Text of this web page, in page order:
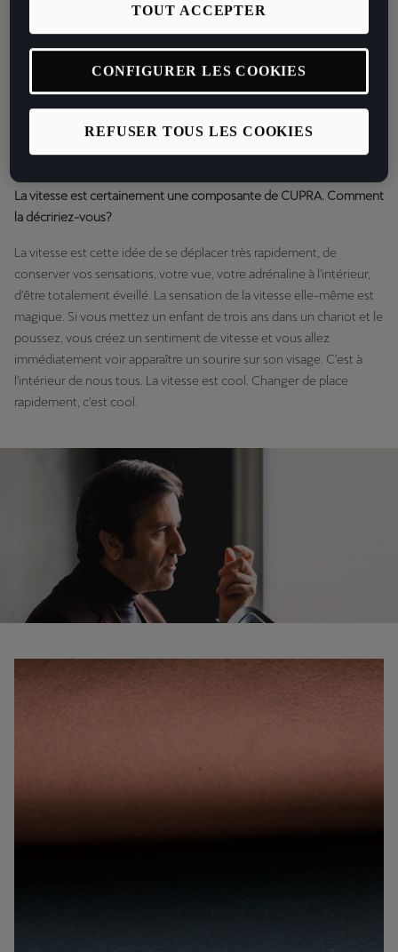
En tant que concept, les performances pures sont un peu
dépassées. Les accélérations en une fraction de seconde ne sont
pas la seule chose importante. Quand vous regardez plus loin, vous
découvrez quelque chose de nouveau dans nos voitures. Nous
brutal ou prétentieux, quelque chose de plus élégant et plus chic.
Notre but est quelque chose de plus détendu et élégant.
La vitesse est certainement une composante de CUPRA. Comment
la décririez-vous?
La vitesse est cette idée de se déplacer très rapidement, de
conserver vos sensations, votre vue, votre adrénaline à l'intérieur,
d'être totalement éveillé. La sensation de la vitesse elle-même est
magique. Si vous mettez un enfant de trois ans dans un chariot et le
poussez, vous créez un sentiment de vitesse et vous allez
immédiatement voir apparaître un sourire sur son visage. C'est à
l'intérieur de nous tous. La vitesse est cool. Changer de place
rapidement, c'est cool.
REFUSER TOUS LES COOKIES
TOUT ACCEPTER
CONFIGURER LES COOKIES